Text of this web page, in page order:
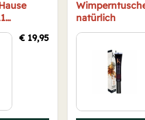
€ 19,95
natürlich